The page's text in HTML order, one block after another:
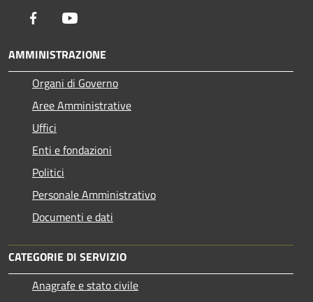
Facebook
AMMINISTRAZIONE
Organi di Governo
Aree Amministrative
Uffici
Enti e fondazioni
Politici
Personale Amministrativo
Documenti e dati
CATEGORIE DI SERVIZIO
Anagrafe e stato civile